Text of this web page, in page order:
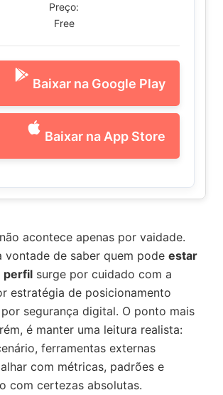
Preço:
Free
Baixar na Google Play
Baixar na App Store
acontece apenas por vaidade.
vontade de saber quem pode estar
perfil surge por cuidado com a
estratégia de posicionamento
segurança digital. O ponto mais
é manter uma leitura realista:
ferramentas externas
com métricas, padrões e
com certezas absolutas.